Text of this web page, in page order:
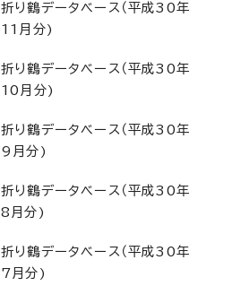
折り鶴データベース（平成30年
11月分)
折り鶴データベース（平成30年
10月分)
折り鶴データベース（平成30年
9月分)
折り鶴データベース（平成30年
8月分)
折り鶴データベース（平成30年
7月分)